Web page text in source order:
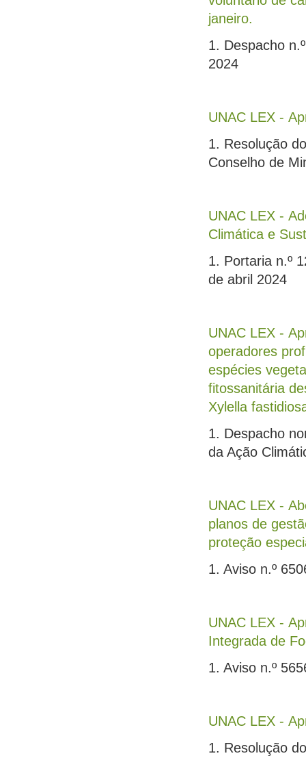
janeiro.
1. Despacho
2024
UNAC LEX -
1. Resolução
Conselho de
UNAC LEX -
Climática e
1. Portaria n.º
de abril 2024
UNAC LEX -
operadores
espécies
fitossanitária
Xylella
1. Despacho
da Ação
UNAC LEX -
planos de
proteção
1. Aviso n.º
UNAC LEX -
Integrada de
1. Aviso n.º
UNAC LEX -
1. Resolução